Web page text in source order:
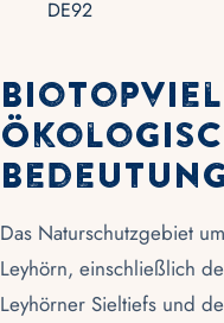
DE92
Das Naturschutzgebiet
Leyhörn, einschließlich
Leyhörner Sieltiefs und